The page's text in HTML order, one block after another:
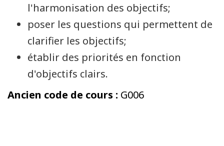
l'harmonisation des objectifs;
poser les questions qui permettent de
clarifier les objectifs;
établir des priorités en fonction
d'objectifs clairs.
Ancien code de cours : G006